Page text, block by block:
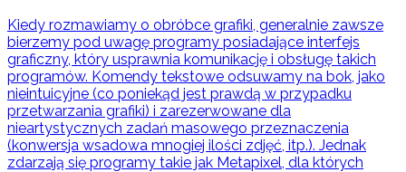
Kiedy rozmawiamy o obróbce grafiki, generalnie zawsze
bierzemy pod uwagę programy posiadające interfejs
graficzny, który usprawnia komunikację i obsługę takich
programów. Komendy tekstowe odsuwamy na bok, jako
nieintuicyjne (co poniekąd jest prawdą w przypadku
przetwarzania grafiki) i zarezerwowane dla
nieartystycznych zadań masowego przeznaczenia
(konwersja wsadowa mnogiej ilości zdjęć, itp.). Jednak
zdarzają się programy takie jak Metapixel, dla których